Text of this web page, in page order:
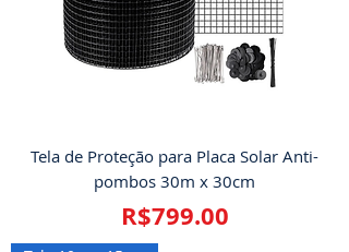
Tela de Proteção para Placa Solar Anti-
pombos 30m x 30cm
Price
R$799.00